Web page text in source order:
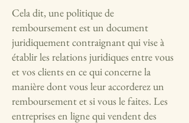
Cela dit, une politique de
remboursement est un document
juridiquement contraignant qui vise à
établir les relations juridiques entre vous
et vos clients en ce qui concerne la
manière dont vous leur accorderez un
remboursement et si vous le faites. Les
entreprises en ligne qui vendent des